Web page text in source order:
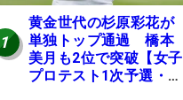
1
黄金世代の杉原彩花が
単独トップ通過 橋本
美月も2位で突破【女子
プロテスト1次予選・E